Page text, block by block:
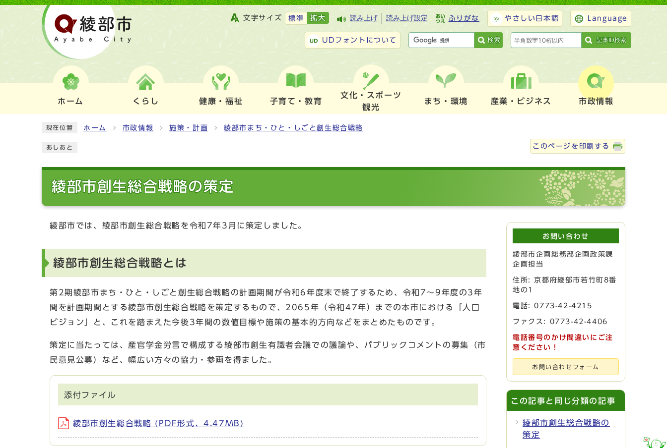
文字サイズ 標準 拡大 読み上げ 読み上げ設定 ふりがな やさしい日本語 Language
UDフォントについて 検索 記事ID検索
ホーム くらし 健康・福祉 子育て・教育
文化・スポーツ
観光
まち・環境 産業・ビジネス 市政情報
現在位置 ホーム 市政情報 施策・計画 綾部市まち・ひと・しごと創生総合戦略
あしあと このページを印刷する
綾部市創生総合戦略の策定
綾部市では、綾部市創生総合戦略を令和7年3月に策定しました。
綾部市創生総合戦略とは
第2期綾部市まち・ひと・しごと創生総合戦略の計画期間が令和6年度末で終了するため、令和7～9年度の3年
間を計画期間とする綾部市創生総合戦略を策定するもので、2065年（令和47年）までの本市における「人口
ビジョン」と、これを踏まえた今後3年間の数値目標や施策の基本的方向などをまとめたものです。
策定に当たっては、産官学金労言で構成する綾部市創生有識者会議での議論や、パブリックコメントの募集（市
民意見公募）など、幅広い方々の協力・参画を得ました。
添付ファイル
綾部市創生総合戦略 (PDF形式、4.47MB)
お問い合わせ
綾部市企画総務部企画政策課
企画担当
住所: 京都府綾部市若竹町8番
地の1
電話:0773-42-4215
ファクス: 0773-42-4406
電話番号のかけ間違いにご注
意ください！
お問い合わせフォーム
この記事と同じ分類の記事
綾部市創生総合戦略の
策定